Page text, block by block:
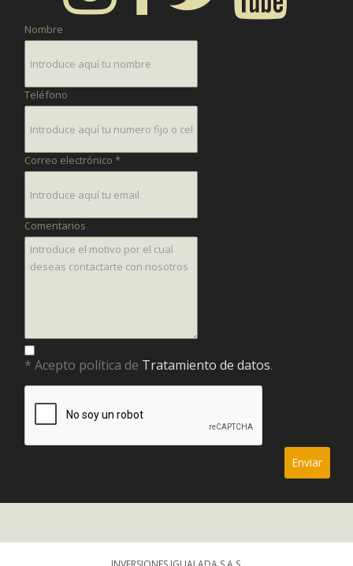
Nombre
Teléfono
Correo electrónico *
Comentarios
* Acepto política de Tratamiento de datos.